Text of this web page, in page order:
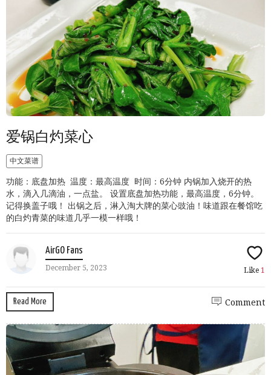
爱锅白灼菜心
中文菜谱
功能：底盘加热 温度：最高温度 时间：6分钟 内锅加入烧开的热
水，滴入几滴油，一点盐。 设置底盘加热功能，最高温度，6分钟。
记得换盖子哦！ 出锅之后，淋入淘大牌的菜心豉油！味道跟在餐馆吃
的白灼青菜的味道几乎一模一样哦！
AirGO Fans
December 5, 2023 Like 1
Read More Comment